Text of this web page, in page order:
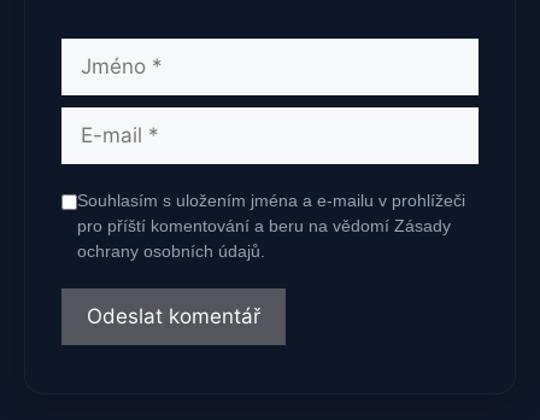
Jméno
Souhlasím s uložením jména a e-mailu v prohlížeči
pro příští komentování a beru na vědomí Zásady
ochrany osobních údajů.